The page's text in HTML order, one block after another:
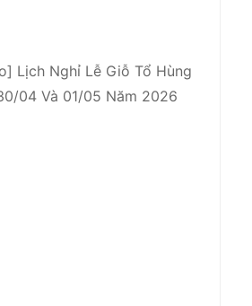
Lịch Nghỉ Lễ Giỗ Tổ Hùng
04 Và 01/05 Năm 2026